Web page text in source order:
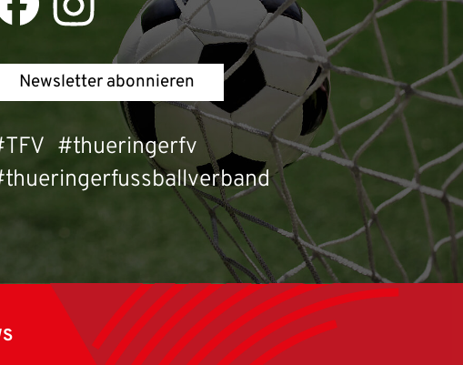
Newsletter abonnieren
#thueringerfv